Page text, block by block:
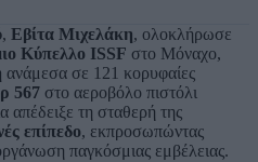
, Εβίτα Μιχελάκη, ολοκλήρωσε
Κύπελλο ISSF στο Μόναχο,
ανάμεσα σε 121 κορυφαίες
567 στο αεροβόλο πιστόλι
απέδειξε τη σταθερή της
επίπεδο, εκπροσωπώντας
παγκόσμιας εμβέλειας.